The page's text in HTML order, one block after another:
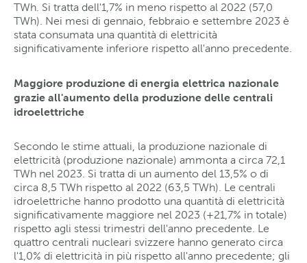
TWh. Si tratta dell'1,7% in meno rispetto al 2022 (57,0
TWh). Nei mesi di gennaio, febbraio e settembre 2023 è
stata consumata una quantità di elettricità
significativamente inferiore rispetto all'anno precedente.
Maggiore produzione di energia elettrica nazionale
grazie all'aumento della produzione delle centrali
idroelettriche
Secondo le stime attuali, la produzione nazionale di
elettricità (produzione nazionale) ammonta a circa 72,1
TWh nel 2023. Si tratta di un aumento del 13,5% o di
circa 8,5 TWh rispetto al 2022 (63,5 TWh). Le centrali
idroelettriche hanno prodotto una quantità di elettricità
significativamente maggiore nel 2023 (+21,7% in totale)
rispetto agli stessi trimestri dell'anno precedente. Le
quattro centrali nucleari svizzere hanno generato circa
l'1,0% di elettricità in più rispetto all'anno precedente; gli